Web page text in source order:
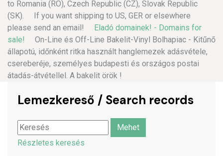
to Romania (RO), Czech Republic (CZ), Slovak Republic
(SK). If you want shipping to US, GER or elsewhere
please send an email!
Eladó domainek! - Domains for
sale!
On-Line és Off-Line Bakelit-Vinyl Bolhapiac - Kitűnő
állapotú, időnként ritka használt hanglemezek adásvétele,
csereberéje, személyes budapesti és országos postai
átadás-átvétellel. A bakelit örök !
Lemezkereső / Search records
Részletes keresés